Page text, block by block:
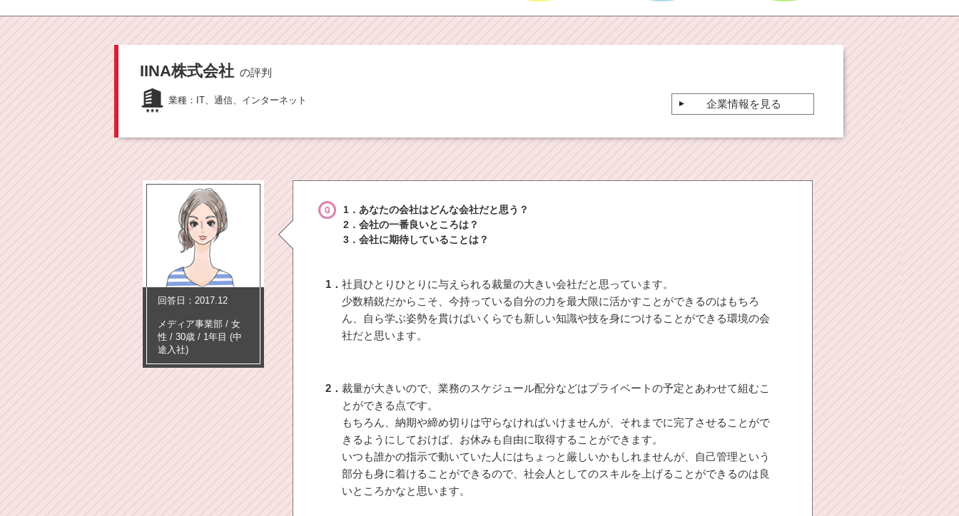
IINA株式会社 の評判
業種： IT、通信、インターネット 企業情報を見る
回答日：2017.12
メディア事業部 / 女
性 / 30歳 / 1年目 (中
途入社)
1．あなたの会社はどんな会社だと思う？
2．会社の一番良いところは？
3．会社に期待していることは？
1． 社員ひとりひとりに与えられる裁量の大きい会社だと思っています。
少数精鋭だからこそ、今持っている自分の力を最大限に活かすことができるのはもちろ
ん、自ら学ぶ姿勢を貫けばいくらでも新しい知識や技を身につけることができる環境の会
社だと思います。
2． 裁量が大きいので、業務のスケジュール配分などはプライベートの予定とあわせて組むこ
とができる点です。
もちろん、納期や締め切りは守らなければいけませんが、それまでに完了させることがで
きるようにしておけば、お休みも自由に取得することができます。
いつも誰かの指示で動いていた人にはちょっと厳しいかもしれませんが、自己管理という
部分も身に着けることができるので、社会人としてのスキルを上げることができるのは良
いところかなと思います。